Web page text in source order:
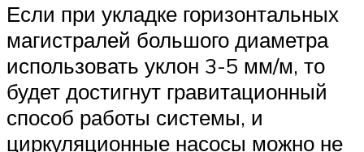
Если при укладке горизонтальных
магистралей большого диаметра
использовать уклон 3-5 мм/м, то
будет достигнут гравитационный
способ работы системы, и
циркуляционные насосы можно не